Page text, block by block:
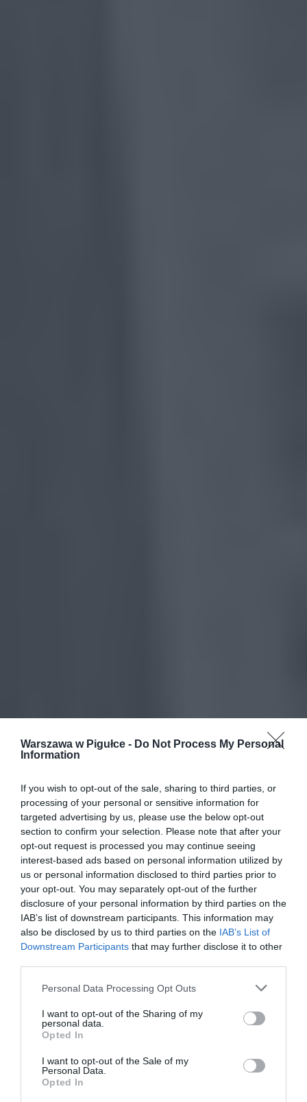
Warszawa w Pigułce - Do Not Process My Personal
Information
If you wish to opt-out of the sale, sharing to third parties, or
processing of your personal or sensitive information for
targeted advertising by us, please use the below opt-out
section to confirm your selection. Please note that after your
opt-out request is processed you may continue seeing
interest-based ads based on personal information utilized by
us or personal information disclosed to third parties prior to
your opt-out. You may separately opt-out of the further
disclosure of your personal information by third parties on the
IAB’s list of downstream participants. This information may
also be disclosed by us to third parties on the IAB’s List of
Downstream Participants that may further disclose it to other
Personal Data Processing Opt Outs
I want to opt-out of the Sharing of my
personal data.
Opted In
I want to opt-out of the Sale of my
Personal Data.
Opted In